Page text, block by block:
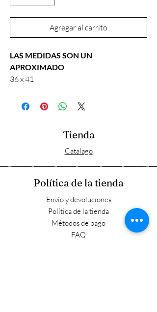
Agregar al carrito
LAS MEDIDAS SON UN
APROXIMADO
36 x 41
Tienda
Catalago
Política de la tienda
Envío y devoluciones
Política de la tienda
Métodos de pago
FAQ